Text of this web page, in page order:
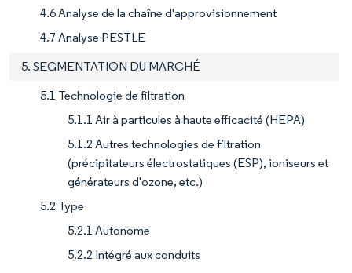
4.6 Analyse de la chaîne d'approvisionnement
4.7 Analyse PESTLE
5. SEGMENTATION DU MARCHÉ
5.1 Technologie de filtration
5.1.1 Air à particules à haute efficacité (HEPA)
5.1.2 Autres technologies de filtration
(précipitateurs électrostatiques (ESP), ioniseurs et
générateurs d'ozone, etc.)
5.2 Type
5.2.1 Autonome
5.2.2 Intégré aux conduits